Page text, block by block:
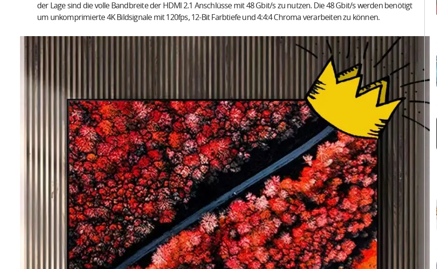
der Lage sind die volle Bandbreite der HDMI 2.1 Anschlüsse mit 48 Gbit/s zu nutzen. Die 48 Gbit/s werden benötigt
um unkomprimierte 4K Bildsignale mit 120fps, 12-Bit Farbtiefe und 4:4:4 Chroma verarbeiten zu können.